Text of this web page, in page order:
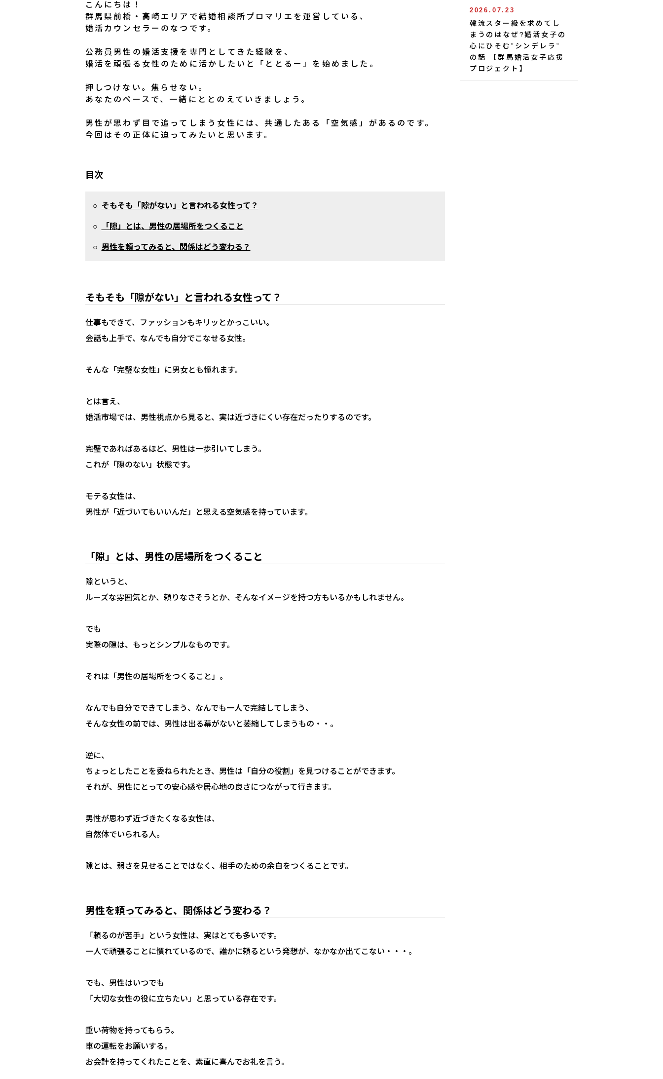
こんにちは！
群馬県前橋・高崎エリアで結婚相談所プロマリエを運営している、
婚活カウンセラーのなつです。
公務員男性の婚活支援を専門としてきた経験を、
婚活を頑張る女性のために活かしたいと「ととるー」を始めました。
押しつけない。焦らせない。
あなたのペースで、一緒にととのえていきましょう。
男性が思わず目で追ってしまう女性には、共通したある「空気感」があるのです。
今回はその正体に迫ってみたいと思います。
目次
○ そもそも「隙がない」と言われる女性って？
○ 「隙」とは、男性の居場所をつくること
○ 男性を頼ってみると、関係はどう変わる？
そもそも「隙がない」と言われる女性って？
仕事もできて、ファッションもキリッとかっこいい。
会話も上手で、なんでも自分でこなせる女性。
そんな「完璧な女性」に男女とも憧れます。
とは言え、
婚活市場では、男性視点から見ると、実は近づきにくい存在だったりするのです。
完璧であればあるほど、男性は一歩引いてしまう。
これが「隙のない」状態です。
モテる女性は、
男性が「近づいてもいいんだ」と思える空気感を持っています。
「隙」とは、男性の居場所をつくること
隙というと、
ルーズな雰囲気とか、頼りなさそうとか、そんなイメージを持つ方もいるかもしれません。
でも
実際の隙は、もっとシンプルなものです。
それは「男性の居場所をつくること」。
なんでも自分でできてしまう、なんでも一人で完結してしまう、
そんな女性の前では、男性は出る幕がないと萎縮してしまうもの・・。
逆に、
ちょっとしたことを委ねられたとき、男性は「自分の役割」を見つけることができます。
それが、男性にとっての安心感や居心地の良さにつながって行きます。
男性が思わず近づきたくなる女性は、
自然体でいられる人。
隙とは、弱さを見せることではなく、相手のための余白をつくることです。
男性を頼ってみると、関係はどう変わる？
「頼るのが苦手」という女性は、実はとても多いです。
一人で頑張ることに慣れているので、誰かに頼るという発想が、なかなか出てこない・・・。
でも、男性はいつでも
「大切な女性の役に立ちたい」と思っている存在です。
重い荷物を持ってもらう。
車の運転をお願いする。
お会計を持ってくれたことを、素直に喜んでお礼を言う。
2026.07.23
韓流スター級を求めてし
まうのはなぜ?婚活女子の
心にひそむ”シンデレラ”
の話 【群馬婚活女子応援
プロジェクト】